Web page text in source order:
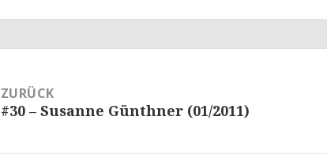
ZURÜCK
Vorheriger
#30 – Susanne Günthner (01/2011)